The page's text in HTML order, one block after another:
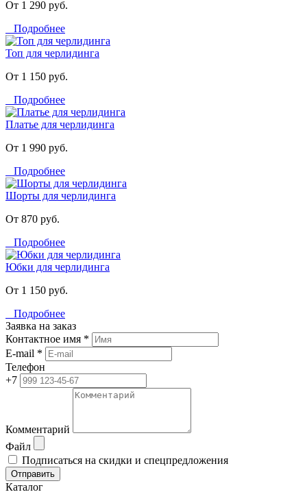
От 1 290 руб.
Подробнее
Топ для черлидинга
От 1 150 руб.
Подробнее
Платье для черлидинга
От 1 990 руб.
Подробнее
Шорты для черлидинга
От 870 руб.
Подробнее
Юбки для черлидинга
От 1 150 руб.
Подробнее
Заявка на заказ
Контактное имя *
E-mail *
Телефон
+7
Комментарий
Файл
Подписаться на скидки и спецпредложения
Отправить
Каталог